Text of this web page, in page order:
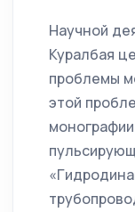
Научной
Куралбая
проблемы
этой